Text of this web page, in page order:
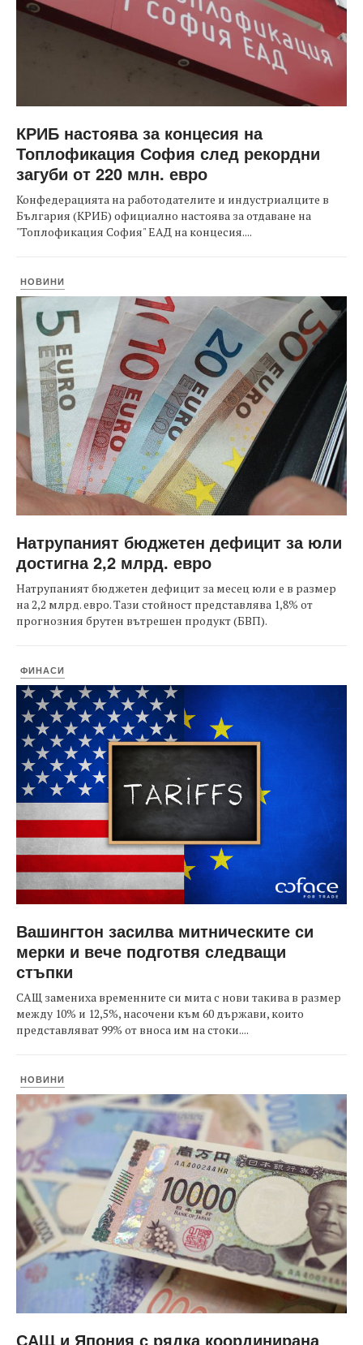
КРИБ настоява за концесия на
Топлофикация София след рекордни
загуби от 220 млн. евро
Конфедерацията на работодателите и индустриалците в
България (КРИБ) официално настоява за отдаване на
"Топлофикация София" ЕАД на концесия....
НОВИНИ
Натрупаният бюджетен дефицит за юли
достигна 2,2 млрд. евро
Натрупаният бюджетен дефицит за месец юли е в размер
на 2,2 млрд. евро. Тази стойност представлява 1,8% от
прогнозния брутен вътрешен продукт (БВП).
ФИНАСИ
Вашингтон засилва митническите си
мерки и вече подготвя следващи
стъпки
САЩ замениха временните си мита с нови такива в размер
между 10% и 12,5%, насочени към 60 държави, които
представляват 99% от вноса им на стоки....
НОВИНИ
САЩ и Япония с рядка координирана